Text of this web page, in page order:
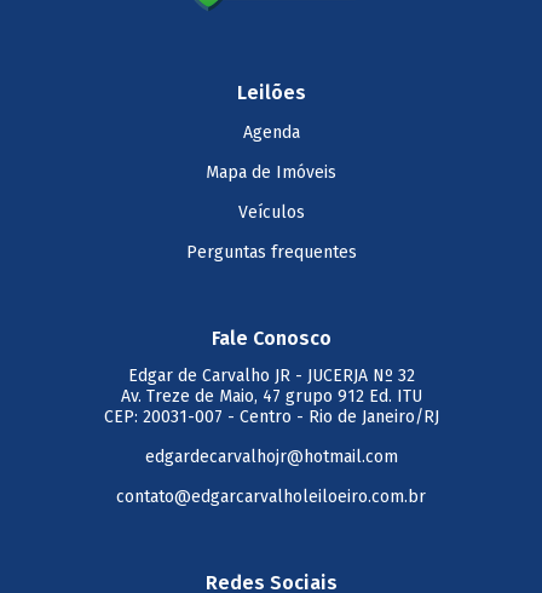
Leilões
Agenda
Mapa de Imóveis
Veículos
Perguntas frequentes
Fale Conosco
Edgar de Carvalho JR- JUCERJA Nº 32
Av. Treze de Maio, 47 grupo 912 Ed. ITU
CEP: 20031-007 - Centro - Rio de Janeiro/RJ
edgardecarvalhojr@hotmail.com
contato@edgarcarvalholeiloeiro.com.br
Redes Sociais